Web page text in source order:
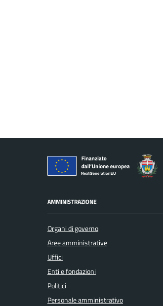
AMMINISTRAZIONE
Organi di governo
Aree amministrative
Uffici
Enti e fondazioni
Politici
Personale amministrativo